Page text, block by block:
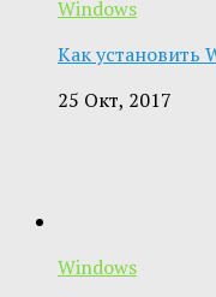
Windows
Как установить
25 Окт, 2017
Windows